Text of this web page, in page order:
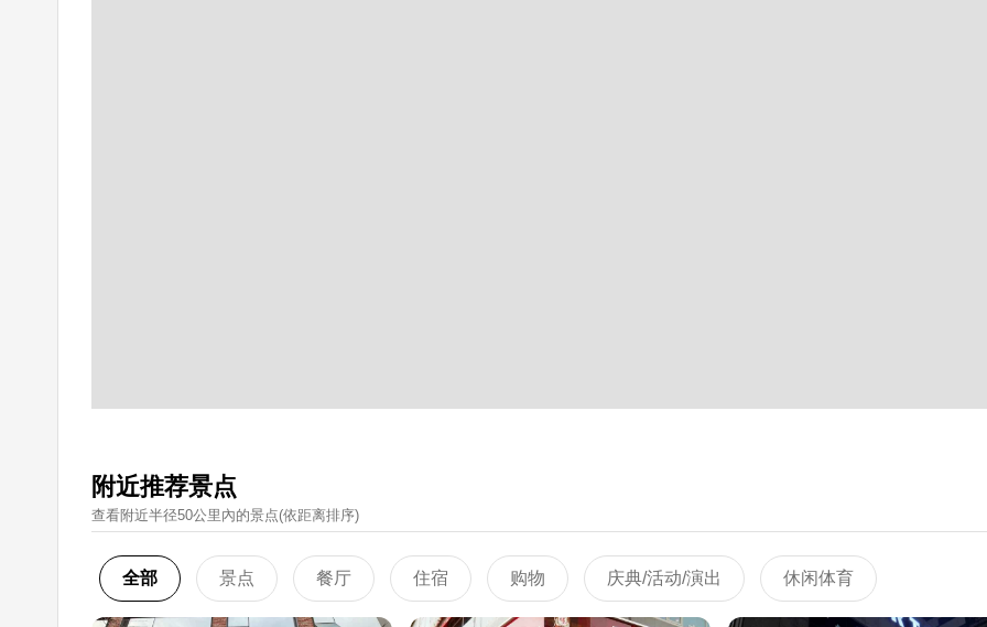
附近推荐景点
查看附近半径50公里內的景点(依距离排序)
全部 景点 餐厅 住宿 购物 庆典/活动/演出 休闲体育